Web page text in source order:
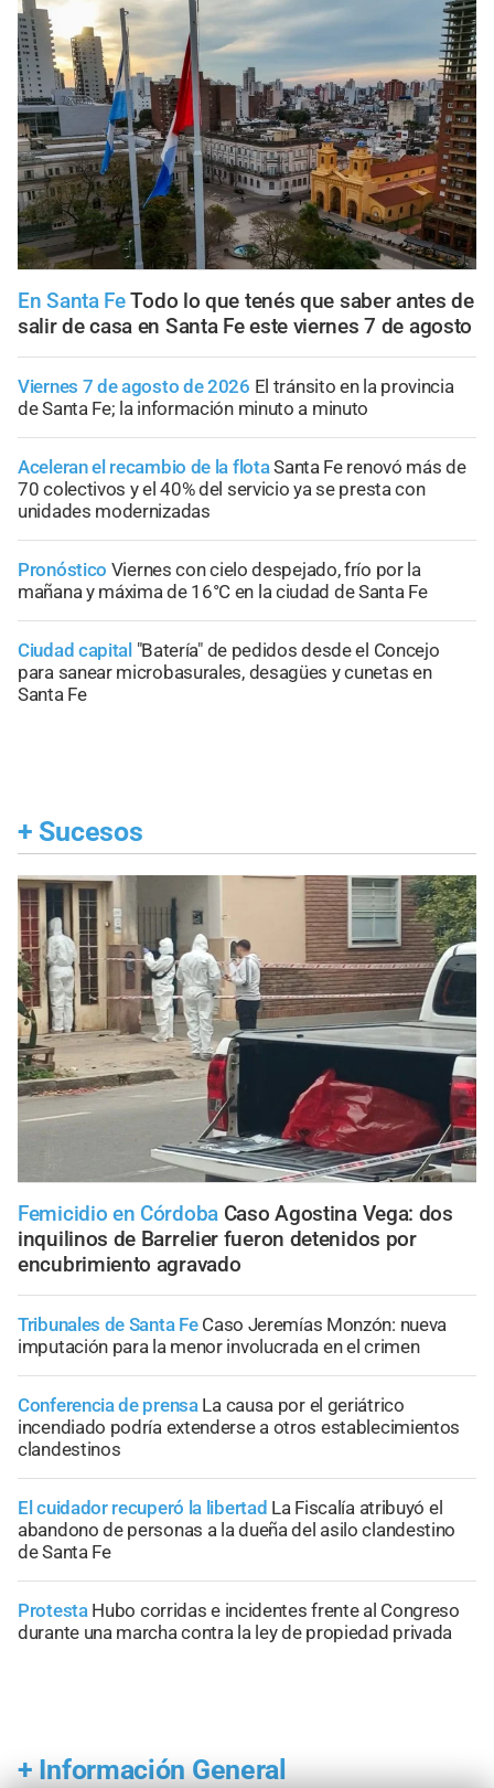
En Santa FeTodo lo que tenés que saber antes de
salir de casa en Santa Fe este viernes 7 de agosto
Viernes 7 de agosto de 2026 El tránsito en la provincia
de Santa Fe; la información minuto a minuto
Aceleran el recambio de la flotaSanta Fe renovó más de
70 colectivos y el 40% del servicio ya se presta con
unidades modernizadas
Pronóstico Viernes con cielo despejado, frío por la
mañana y máxima de 16°C en la ciudad de Santa Fe
Ciudad capital "Batería" de pedidos desde el Concejo
para sanear microbasurales, desagües y cunetas en
Santa Fe
+ Sucesos
Femicidio en Córdoba Caso Agostina Vega: dos
inquilinos de Barrelier fueron detenidos por
encubrimiento agravado
Tribunales de Santa Fe Caso Jeremías Monzón: nueva
imputación para la menor involucrada en el crimen
Conferencia de prensa La causa por el geriátrico
incendiado podría extenderse a otros establecimientos
clandestinos
El cuidador recuperó la libertad La Fiscalía atribuyó el
abandono de personas a la dueña del asilo clandestino
de Santa Fe
Protesta Hubo corridas e incidentes frente al Congreso
durante una marcha contra la ley de propiedad privada
+Información General